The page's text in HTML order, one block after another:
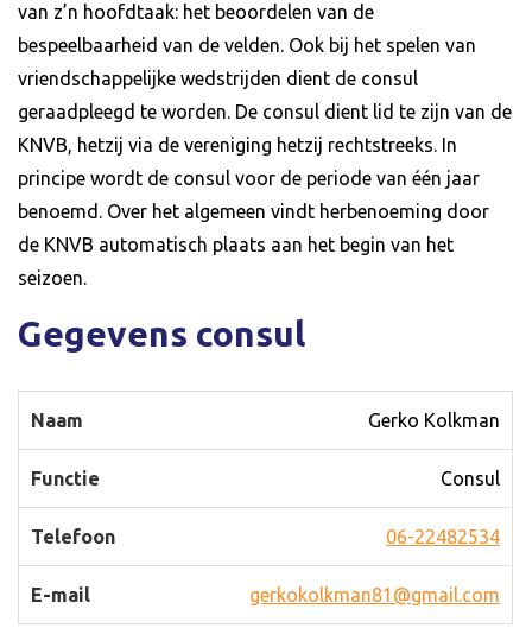
van z’n hoofdtaak: het beoordelen van de
bespeelbaarheid van de velden. Ook bij het spelen van
vriendschappelijke wedstrijden dient de consul
geraadpleegd te worden. De consul dient lid te zijn van de
KNVB, hetzij via de vereniging hetzij rechtstreeks. In
principe wordt de consul voor de periode van één jaar
benoemd. Over het algemeen vindt herbenoeming door
de KNVB automatisch plaats aan het begin van het
seizoen.
Gegevens consul
Gerko Kolkman
Consul
06-22482534
gerkokolkman81@gmail.com